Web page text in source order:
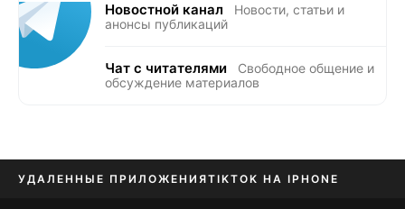
Новостной канал
Новости, статьи и
анонсы публикаций
Чат с читателями
Свободное общение и
обсуждение материалов
УДАЛЕННЫЕ ПРИЛОЖЕНИЯTIKTOK НА IPHONE